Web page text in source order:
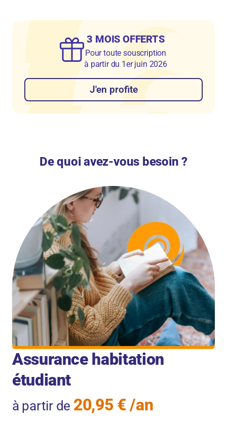
3 MOIS OFFERTS
Pour toute souscription
à partir du 1er juin 2026
J'en profite
De quoi avez-vous besoin ?
Assurance habitation
étudiant
à partir de 20,95 € /an